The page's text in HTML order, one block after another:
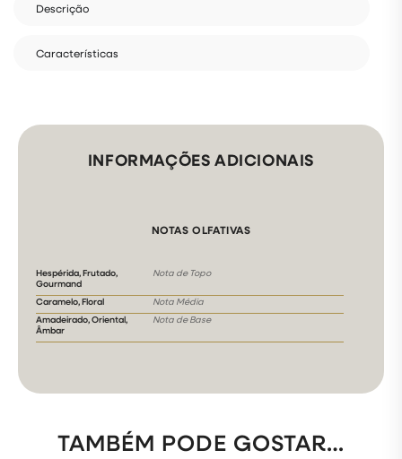
Descrição
Características
INFORMAÇÕES ADICIONAIS
NOTAS OLFATIVAS
Hespérida, Frutado,
Gourmand
Nota de Topo
Caramelo, Floral
Nota Média
Amadeirado, Oriental,
Âmbar
Nota de Base
TAMBÉM PODE GOSTAR…